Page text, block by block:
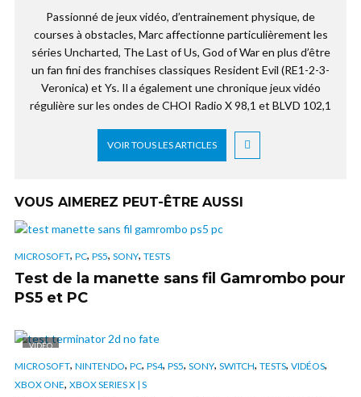
Passionné de jeux vidéo, d’entrainement physique, de
courses à obstacles, Marc affectionne particulièrement les
séries Uncharted, The Last of Us, God of War en plus d’être
un fan fini des franchises classiques Resident Evil (RE1-2-3-
Veronica) et Ys. Il a également une chronique jeux vidéo
régulière sur les ondes de CHOI Radio X 98,1 et BLVD 102,1
VOIR TOUS LES ARTICLES
VOUS AIMEREZ PEUT-ÊTRE AUSSI
MICROSOFT, PC, PS5, SONY, TESTS
Test de la manette sans fil Gamrombo pour
PS5 et PC
VIDÉO
MICROSOFT, NINTENDO, PC, PS4, PS5, SONY, SWITCH, TESTS, VIDÉOS,
XBOX ONE, XBOX SERIES X | S